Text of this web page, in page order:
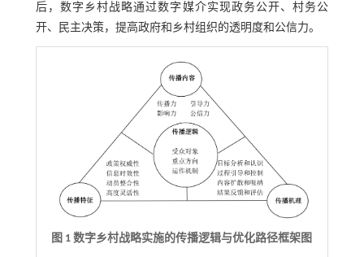
后，数字乡村战略通过数字媒介实现政务公开、村务公
开、民主决策，提高政府和乡村组织的透明度和公信力。
图 1 数字乡村战略实施的传播逻辑与优化路径框架图